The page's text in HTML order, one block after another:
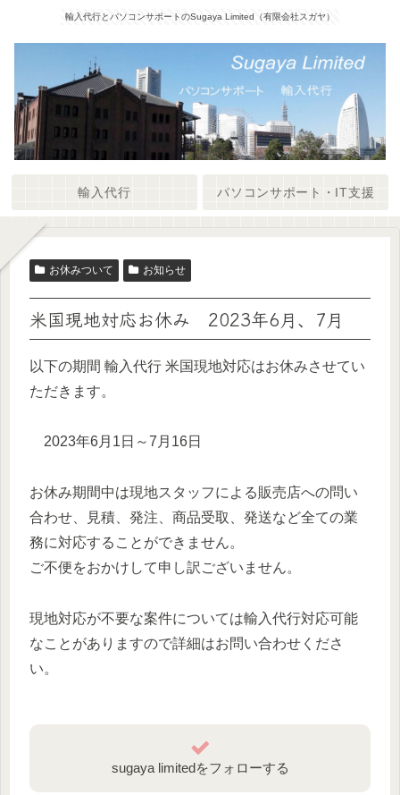
輸入代行とパソコンサポートのSugaya Limited（有限会社スガヤ）
輸入代行 パソコンサポート・IT支援
お休みついて お知らせ
米国現地対応お休み 2023年6月、7月
以下の期間 輸入代行 米国現地対応はお休みさせてい
ただきます。
2023年6月1日～7月16日
お休み期間中は現地スタッフによる販売店への問い
合わせ、見積、発注、商品受取、発送など全ての業
務に対応することができません。
ご不便をおかけして申し訳ございません。
現地対応が不要な案件については輸入代行対応可能
なことがありますので詳細はお問い合わせくださ
い。
sugaya limitedをフォローする